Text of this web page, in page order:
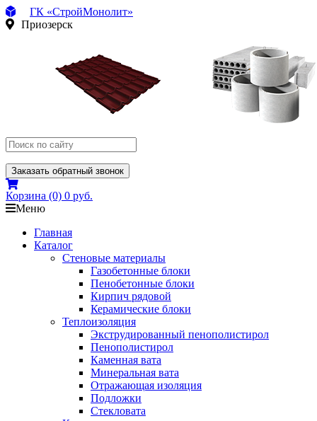
ГК «СтройМонолит»
Приозерск
Заказать обратный звонок
Корзина (0) 0 руб.
Меню
Главная
Каталог
Стеновые материалы
Газобетонные блоки
Пенобетонные блоки
Кирпич рядовой
Керамические блоки
Теплоизоляция
Экструдированный пенополистирол
Пенополистирол
Каменная вата
Минеральная вата
Отражающая изоляция
Подложки
Стекловата